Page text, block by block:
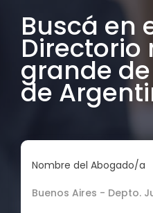
Buscá en
Directorio
grande
de
Nombre del Abogado/a
Buenos Aires - Depto.